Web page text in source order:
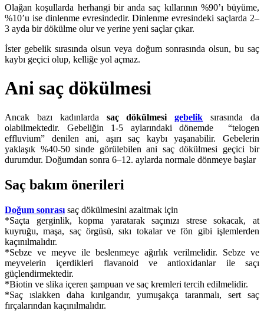
Olağan koşullarda herhangi bir anda saç kıllarının %90’ı büyüme,
%10’u ise dinlenme evresindedir. Dinlenme evresindeki saçlarda 2–
3 ayda bir dökülme olur ve yerine yeni saçlar çıkar.
İster gebelik sırasında olsun veya doğum sonrasında olsun, bu saç
kaybı geçici olup, kelliğe yol açmaz.
Ani saç dökülmesi
Ancak bazı kadınlarda saç dökülmesigebelik
sırasında da
olabilmektedir. Gebeliğin 1-5 aylarındaki dönemde “telogen
effluvium” denilen ani, aşırı saç kaybı yaşanabilir. Gebelerin
yaklaşık %40-50 sinde görülebilen ani saç dökülmesi geçici bir
durumdur. Doğumdan sonra 6–12. aylarda normale dönmeye başlar
Saç bakım önerileri
Doğum sonrası saç dökülmesini azaltmak için
*Saçta gerginlik, kopma yaratarak saçınızı strese sokacak, at
kuyruğu, maşa, saç örgüsü, sıkı tokalar ve fön gibi işlemlerden
kaçınılmalıdır.
*Sebze ve meyve ile beslenmeye ağırlık verilmelidir. Sebze ve
meyvelerin içerdikleri flavanoid ve antioxidanlar ile saçı
güçlendirmektedir.
*Biotin ve slika içeren şampuan ve saç kremleri tercih edilmelidir.
*Saç ıslakken daha kırılgandır, yumuşakça taranmalı, sert saç
fırçalarından kaçınılmalıdır.